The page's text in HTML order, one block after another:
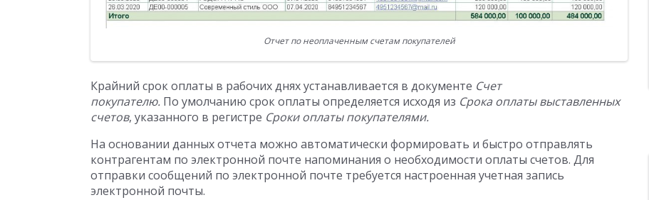
Отчет по неоплаченным счетам покупателей
Крайний срок оплаты в рабочих днях устанавливается в документе Счет
покупателю. По умолчанию срок оплаты определяется исходя из Срока оплаты выставленных
счетов, указанного в регистре Сроки оплаты покупателями.
На основании данных отчета можно автоматически формировать и быстро отправлять
контрагентам по электронной почте напоминания о необходимости оплаты счетов. Для
отправки сообщений по электронной почте требуется настроенная учетная запись
электронной почты.